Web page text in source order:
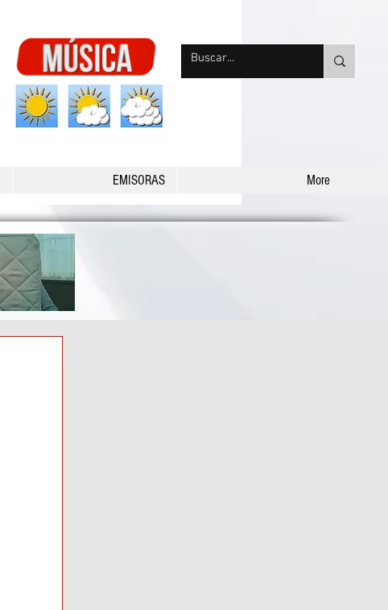
EMISORAS More